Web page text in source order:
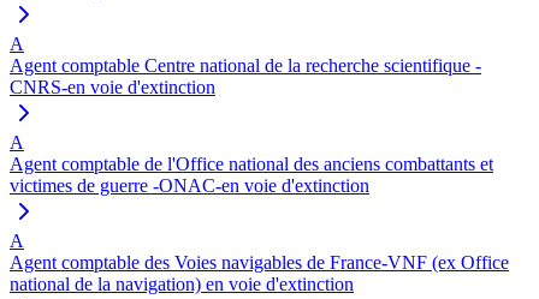
A
Agent comptable Centre national de la recherche scientifique -
CNRS-en voie d'extinction
A
Agent comptable de l'Office national des anciens combattants et
victimes de guerre -ONAC-en voie d'extinction
A
Agent comptable des Voies navigables de France-VNF (ex Office
national de la navigation) en voie d'extinction